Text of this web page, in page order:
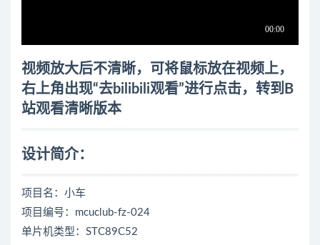
视频放大后不清晰，可将鼠标放在视频上，
右上角出现“去bilibili观看”进行点击，转到B
站观看清晰版本
设计简介：
项目名：小车
项目编号：mcuclub-fz-024
单片机类型：STC89C52